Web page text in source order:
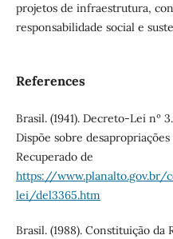
projetos de infraestrutura,
responsabilidade social e
References
Brasil. (1941). Decreto-Lei nº
Dispõe sobre
Recuperado de
https://
lei/del3365.htm
Brasil. (1988). Constituição da